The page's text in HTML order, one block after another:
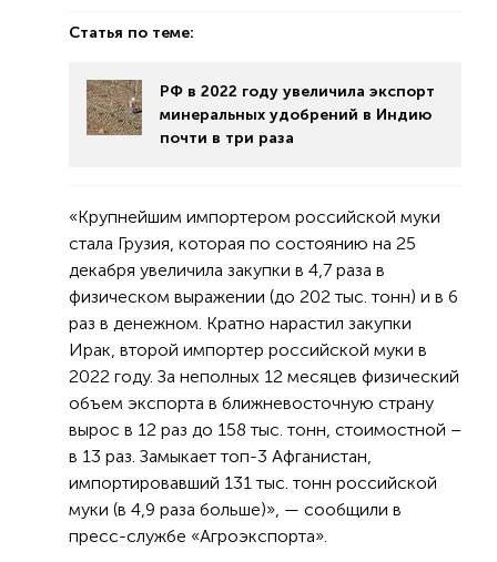
Статья по теме:
РФ в 2022 году увеличила экспорт
минеральных удобрений в Индию
почти в три раза
«Крупнейшим импортером российской муки
стала Грузия, которая по состоянию на 25
декабря увеличила закупки в 4,7 раза в
физическом выражении (до 202 тыс. тонн) и в 6
раз в денежном. Кратно нарастил закупки
Ирак, второй импортер российской муки в
2022 году. За неполных 12 месяцев физический
объем экспорта в ближневосточную страну
вырос в 12 раз до 158 тыс. тонн, стоимостной –
в 13 раз. Замыкает топ-3 Афганистан,
импортировавший 131 тыс. тонн российской
муки (в 4,9 раза больше)», — сообщили в
пресс-службе «Агроэкспорта».